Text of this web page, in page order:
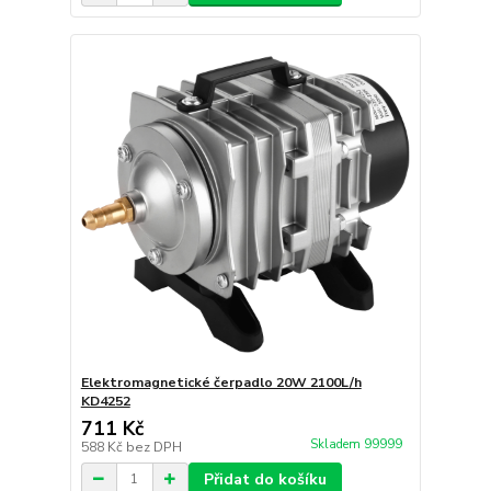
Elektromagnetické čerpadlo 20W 2100L/h
KD4252
711 Kč
588 Kč bez DPH Skladem 99999
Přidat do košíku